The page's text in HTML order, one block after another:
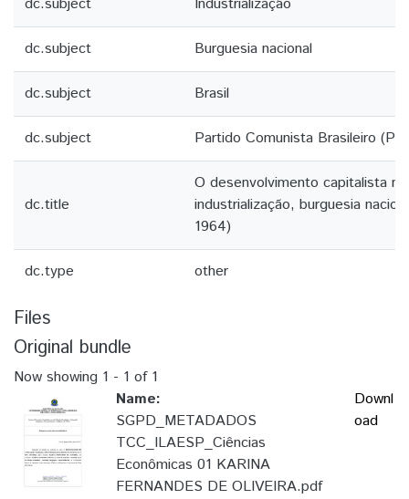
dc.subject Burguesia nacional
dc.subject Brasil
dc.subject Partido Comunista Brasileiro
dc.title
O desenvolvimento capitalista
industrialização, burguesia
1964)
dc.type other
Files
Original bundle
Now showing 1 - 1 of 1
Name:
SGPD_METADADOS
TCC_ILAESP_Ciências
Econômicas 01 KARINA
FERNANDES DE OLIVEIRA.pdf
Downl
oad